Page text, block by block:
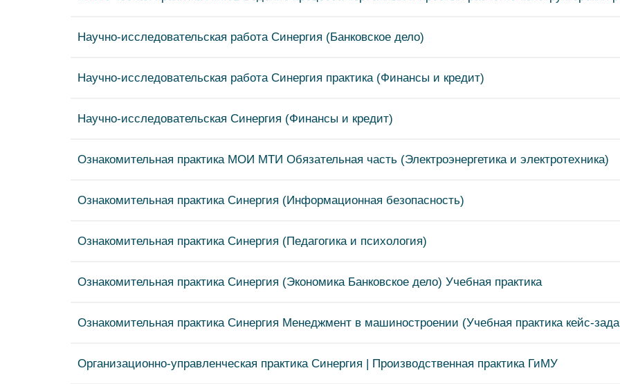
Научно-исследовательская работа Синергия (Банковское дело)
Научно-исследовательская работа Синергия практика (Финансы и кредит)
Научно-исследовательская Синергия (Финансы и кредит)
Ознакомительная практика МОИ МТИ Обязательная часть (Электроэнергетика и электротехника)
Ознакомительная практика Синергия (Информационная безопасность)
Ознакомительная практика Синергия (Педагогика и психология)
Ознакомительная практика Синергия (Экономика Банковское дело) Учебная практика
Ознакомительная практика Синергия Менеджмент в машиностроении (Учебная практика кейс-
Организационно-управленческая практика Синергия | Производственная практика ГиМУ